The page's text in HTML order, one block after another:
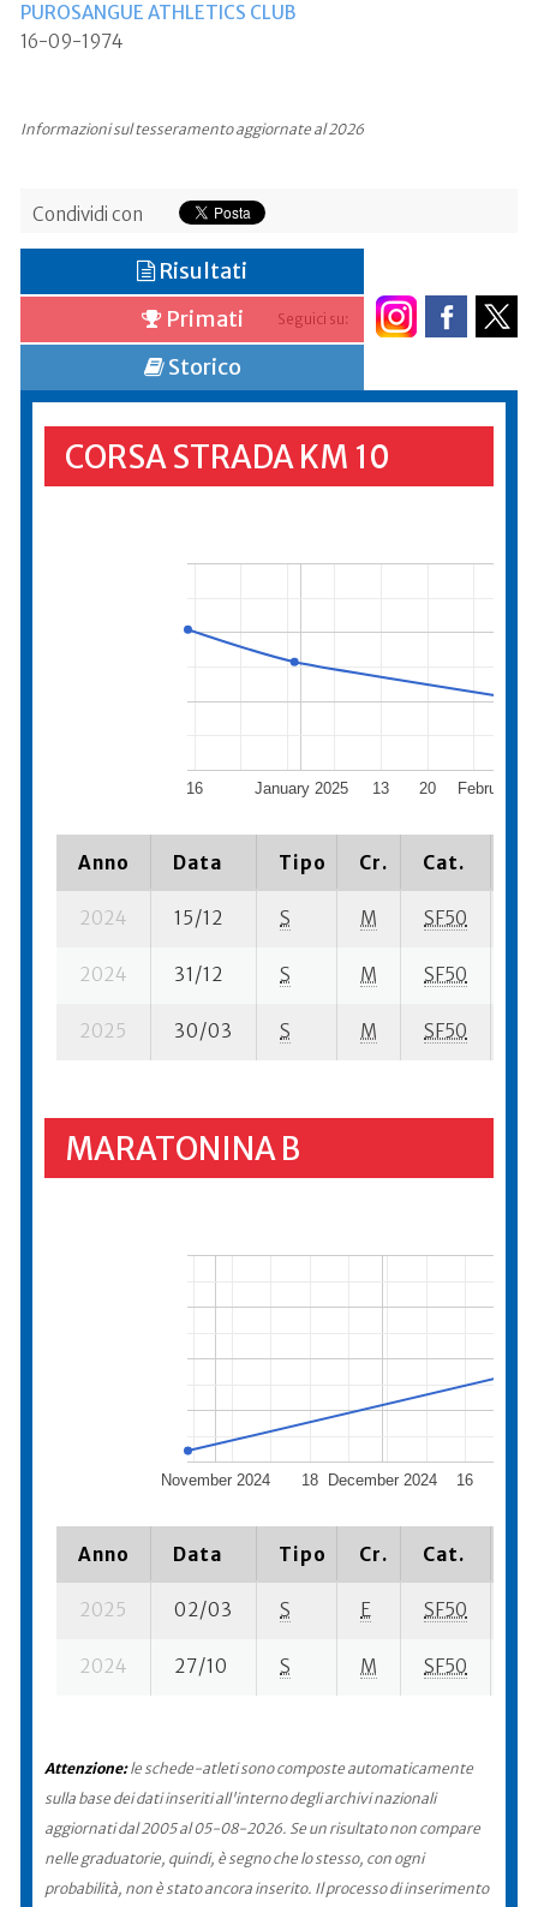
PUROSANGUE ATHLETICS CLUB
16-09-1974
Informazioni sul tesseramento aggiornate al 2026
Condividi con
Seguici su:
Risultati
Primati
Storico
CORSA STRADA KM 10
January 2025 February
16 13 20
Anno Data Tipo Cr. Cat.
2024 15/12 S M SF50
2024 31/12 S M SF50
2025 30/03 S M SF50
MARATONINA B
November 2024 December 2024
18 16
Anno Data Tipo Cr. Cat.
2025 02/03 S E SF50
2024 27/10 S M SF50
Attenzione:le schede-atleti sono composte automaticamente
sulla base dei dati inseriti all'interno degli archivi nazionali
aggiornati dal 2005 al 05-08-2026. Se un risultato non compare
nelle graduatorie, quindi, è segno che lo stesso, con ogni
probabilità, non è stato ancora inserito. Il processo di inserimento